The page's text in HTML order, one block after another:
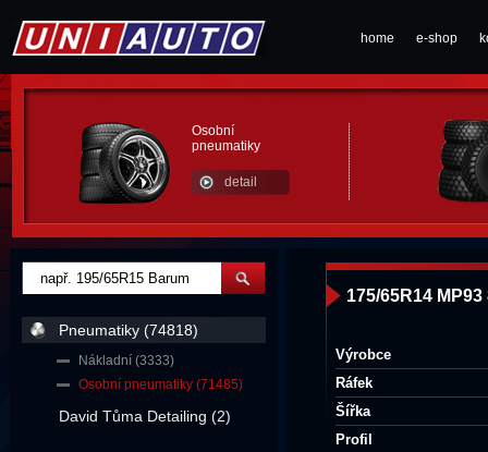
home e-shop
Osobní
pneumatiky
detail
175/65R14
Výrobce
Ráfek
Šířka
Profil
Pneumatiky (74818)
Nákladní (3333)
Osobní pneumatiky (71485)
David Tůma Detailing (2)